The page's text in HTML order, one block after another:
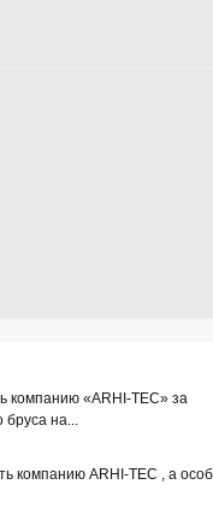
компанию «ARHI-TEC» за
бруса на...
компанию ARHI-TEC , а